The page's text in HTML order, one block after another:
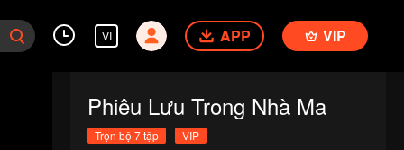
VI APP VIP
Phiêu Lưu Trong Nhà Ma
Trọn bộ 7 tập VIP